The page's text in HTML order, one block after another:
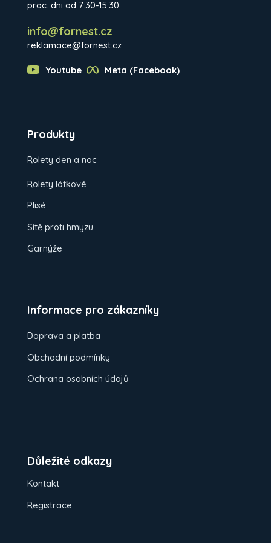
prac. dni od 7:30-15:30
info@fornest.cz
reklamace@fornest.cz
Youtube Meta (Facebook)
Produkty
Rolety den a noc
Rolety látkové
Plisé
Sítě proti hmyzu
Garnýže
Informace pro zákazníky
Doprava a platba
Obchodní podmínky
Ochrana osobních údajů
Důležité odkazy
Kontakt
Registrace